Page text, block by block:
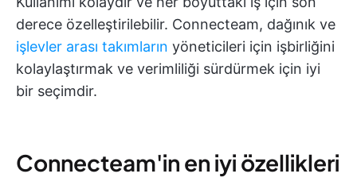
derece özelleştirilebilir. Connecteam, dağınık ve
işlevler arası takımların yöneticileri için işbirliğini
kolaylaştırmak ve verimliliği sürdürmek için iyi
bir seçimdir.
Connecteam'in en iyi özellikleri